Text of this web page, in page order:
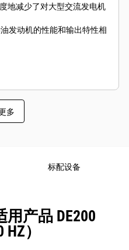
地减少了对大型交流发电机
发动机的性能和输出特性相
多
标配设备
产品 DE200
）